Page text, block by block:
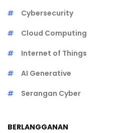
Cybersecurity
Cloud Computing
Internet of Things
AI Generative
Serangan Cyber
BERLANGGANAN